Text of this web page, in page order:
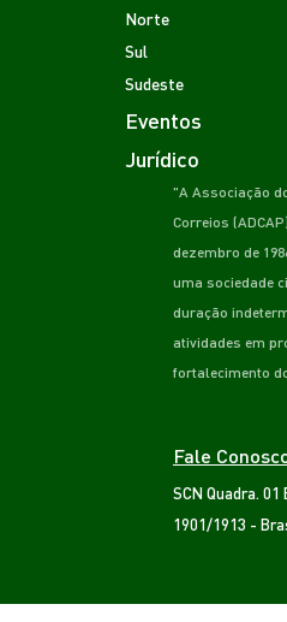
Norte
Sul
Sudeste
Eventos
Jurídico
"A Associação
Correios
dezembro de
uma sociedade
duração
atividades em
fortalecimento
Fale
SCN Quadra. 01
1901/1913 -